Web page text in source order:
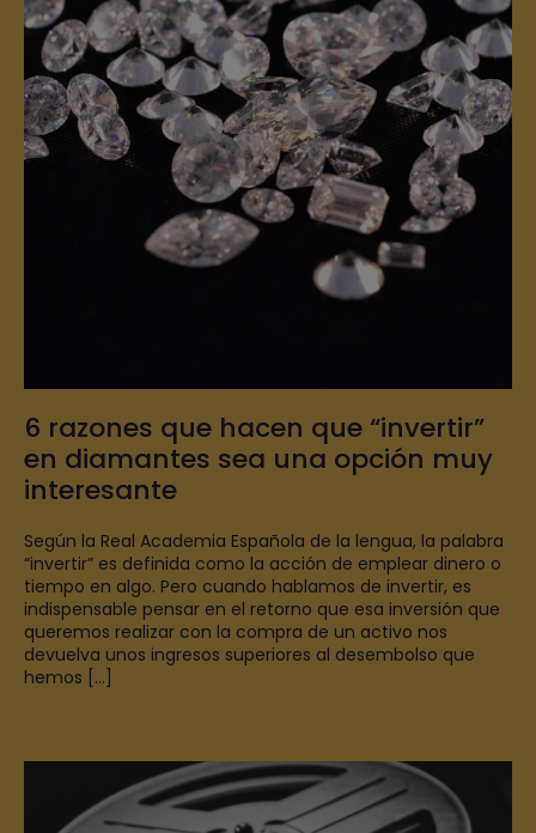
6 razones que hacen que “invertir”
en diamantes sea una opción muy
interesante
Según la Real Academia Española de la lengua, la palabra
“invertir” es definida como la acción de emplear dinero o
tiempo en algo. Pero cuando hablamos de invertir, es
indispensable pensar en el retorno que esa inversión que
queremos realizar con la compra de un activo nos
devuelva unos ingresos superiores al desembolso que
hemos […]